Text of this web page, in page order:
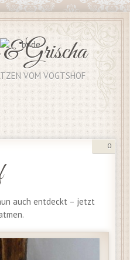
Grischa
VOM VOGTSHOF
0
auch entdeckt – jetzt